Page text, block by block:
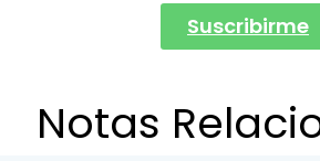
Suscribirme
Notas